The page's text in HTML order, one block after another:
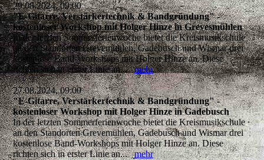
29.08.2024, 09:00
"E-Gitarre, Verstärkertechnik & Bandgründung" -
kostenloser Workshop mit Holger Hinze in Grevesmühlen
In der letzten Sommerferienwoche bietet die Kreismusikschule
an den Standorten Grevemühlen, Gadebusch und Wismar drei
kostenlose Band-Workshops mit Holger Hinze an. Diese
richten sich in erster Linie an...mehr
27.08.2024, 09:00
"E-Gitarre, Verstärkertechnik & Bandgründung" -
kostenloser Workshop mit Holger Hinze in Gadebusch
In der letzten Sommerferienwoche bietet die Kreismusikschule
an den Standorten Grevemühlen, Gadebusch und Wismar drei
kostenlose Band-Workshops mit Holger Hinze an. Diese
richten sich in erster Linie an...mehr